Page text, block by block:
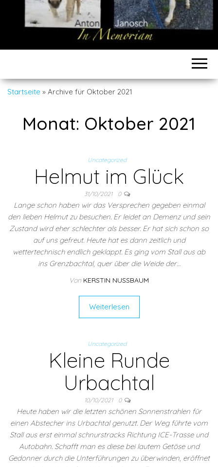
Startseite » Archive für Oktober 2021
Monat: Oktober 2021
Uncategorized
Helmut im Glück
31/10/2021 0
Lange schon haben wir das Versprechen gegeben einmal
den lieben Helmut zu besuchen. Er leidet an Demenz und sein
Zustand wird eher schlechter als besser. Er hat sich schon so
auf uns gefreut. Heute hat es dann zeitlich und
wettertechnisch endlich geklappt. Es ging vom Stall aus ab
ins Grenzbachtal, quer über die Weide der…
Von KERSTIN NUSSBAUM
Weiterlesen
Uncategorized
Kleine Runde
Urbachtal
10/10/2021 0
Heute haben wir die letzten schönen Sonnenstrahlen für
einen Abstecher ins Urbachtal genutzt. Der Weg führte vom
Stall aus erst einmal schnurstracks Richtung ICE-Trasse und
Autobahn. Schafft man es diese bei lautem Getöse und
Gedonner durch die Unterführungen zu überwinden, eröffnet